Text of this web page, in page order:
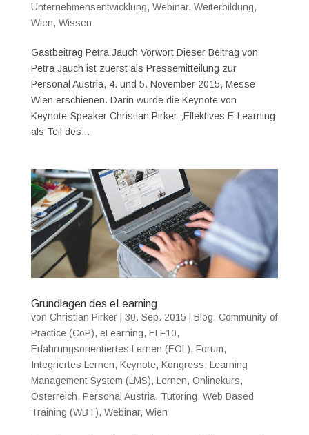
Unternehmensentwicklung, Webinar, Weiterbildung,
Wien, Wissen
Gastbeitrag Petra Jauch Vorwort Dieser Beitrag von
Petra Jauch ist zuerst als Pressemitteilung zur
Personal Austria, 4. und 5. November 2015, Messe
Wien erschienen. Darin wurde die Keynote von
Keynote-Speaker Christian Pirker „Effektives E-Learning
als Teil des...
Grundlagen des eLearning
von Christian Pirker| 30. Sep. 2015 | Blog, Community of
Practice (CoP), eLearning, ELF10,
Erfahrungsorientiertes Lernen (EOL), Forum,
Integriertes Lernen, Keynote, Kongress, Learning
Management System (LMS), Lernen, Onlinekurs,
Österreich, Personal Austria, Tutoring, Web Based
Training (WBT), Webinar, Wien